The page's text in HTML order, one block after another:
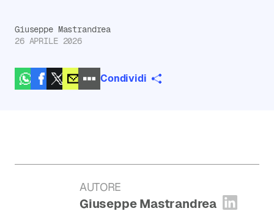
Giuseppe Mastrandrea
26 APRILE 2026
Condividi
AUTORE
:Giuseppe Mastrandrea